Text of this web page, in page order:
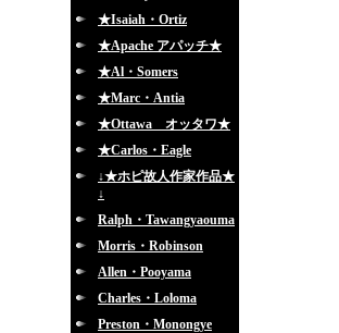
★Isaiah・Ortiz
★Apache アパッチ★
★Al・Somers
★Marc・Antia
★Ottawa オッタワ★
★Carlos・Eagle
↓★ホピ故人作家作品★
↓
Ralph・Tawangyaouma
Morris・Robinson
Allen・Pooyama
Charles・Loloma
Preston・Monongye